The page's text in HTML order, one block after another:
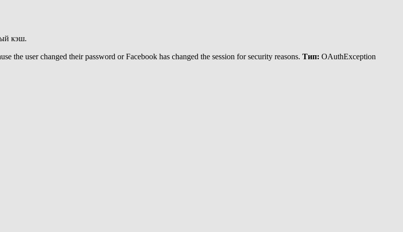
кэш.
the user changed their password or Facebook has changed the session for security reasons. Тип: OAuthException